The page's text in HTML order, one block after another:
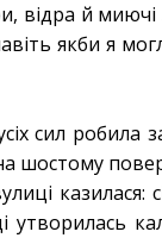
й миючі
якби я
сил робила
шостому
утворилась